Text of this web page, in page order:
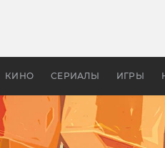
КИНО СЕРИАЛЫ ИГРЫ